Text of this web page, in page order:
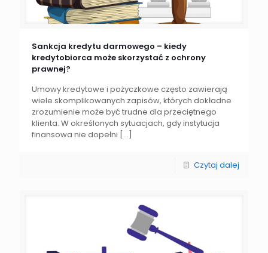
Sankcja kredytu darmowego – kiedy
kredytobiorca może skorzystać z ochrony
prawnej?
Umowy kredytowe i pożyczkowe często zawierają
wiele skomplikowanych zapisów, których dokładne
zrozumienie może być trudne dla przeciętnego
klienta. W określonych sytuacjach, gdy instytucja
finansowa nie dopełni […]
Czytaj dalej